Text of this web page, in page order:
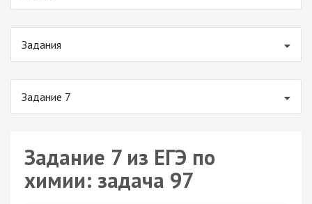
Задания
Задание 7
Задание 7 из ЕГЭ по
химии: задача 97